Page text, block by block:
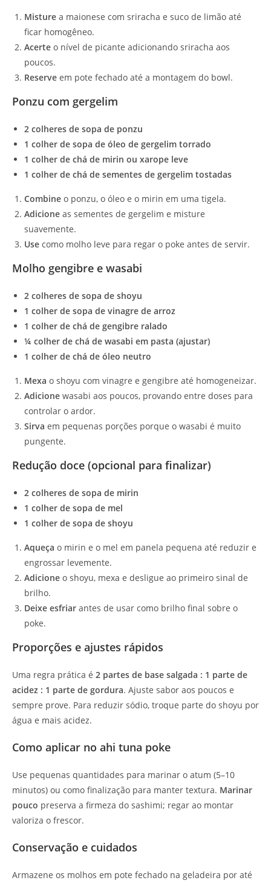
Misture a maionese com sriracha e suco de limão até
ficar homogêneo.
Acerte o nível de picante adicionando sriracha aos
poucos.
Reserve em pote fechado até a montagem do bowl.
Ponzu com gergelim
2 colheres de sopa de ponzu
1 colher de sopa de óleo de gergelim torrado
1 colher de chá de mirin ou xarope leve
1 colher de chá de sementes de gergelim tostadas
Combine o ponzu, o óleo e o mirin em uma tigela.
Adicione as sementes de gergelim e misture
suavemente.
Use como molho leve para regar o poke antes de servir.
Molho gengibre e wasabi
2 colheres de sopa de shoyu
1 colher de sopa de vinagre de arroz
1 colher de chá de gengibre ralado
¼ colher de chá de wasabi em pasta (ajustar)
1 colher de chá de óleo neutro
Mexa o shoyu com vinagre e gengibre até homogeneizar.
Adicione wasabi aos poucos, provando entre doses para
controlar o ardor.
Sirva em pequenas porções porque o wasabi é muito
pungente.
Redução doce (opcional para finalizar)
2 colheres de sopa de mirin
1 colher de sopa de mel
1 colher de sopa de shoyu
Aqueça o mirin e o mel em panela pequena até reduzir e
engrossar levemente.
Adicione o shoyu, mexa e desligue ao primeiro sinal de
brilho.
Deixe esfriar antes de usar como brilho final sobre o
poke.
Proporções e ajustes rápidos
Uma regra prática é 2 partes de base salgada : 1 parte de
acidez : 1 parte de gordura. Ajuste sabor aos poucos e
sempre prove. Para reduzir sódio, troque parte do shoyu por
água e mais acidez.
Como aplicar no ahi tuna poke
Use pequenas quantidades para marinar o atum (5–10
minutos) ou como finalização para manter textura. Marinar
pouco preserva a firmeza do sashimi; regar ao montar
valoriza o frescor.
Conservação e cuidados
Armazene os molhos em pote fechado na geladeira por até